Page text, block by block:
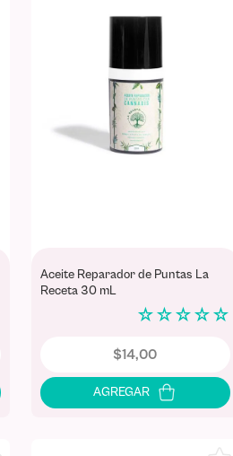
Aceite Reparador de Puntas La
Receta 30 mL
☆ ☆ ☆ ☆ ☆
$14,00